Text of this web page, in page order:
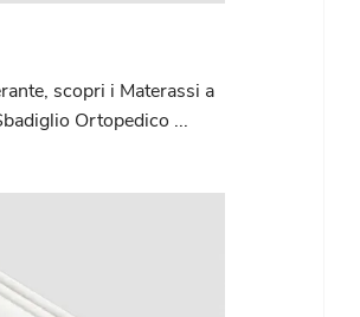
scopri i Materassi a
Ortopedico ...